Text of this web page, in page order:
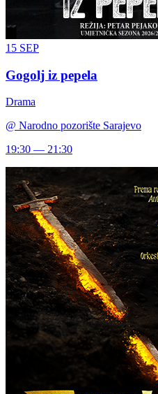
15 SEP
Gogolj iz pepela
Drama
@ Narodno pozorište Sarajevo
19:30 — 21:30